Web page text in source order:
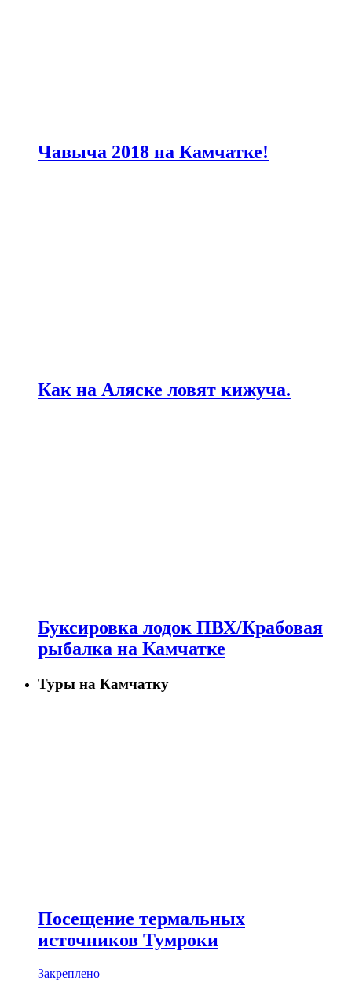
Чавыча 2018 на Камчатке!
Как на Аляске ловят кижуча.
Буксировка лодок ПВХ/Крабовая
рыбалка на Камчатке
Туры на Камчатку
Посещение термальных
источников Тумроки
Закреплено